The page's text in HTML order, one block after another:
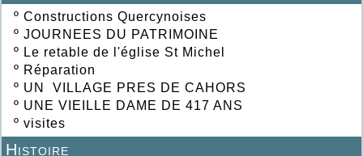
º Constructions Quercynoises
º JOURNEES DU PATRIMOINE
º Le retable de l'église St Michel
º Réparation
º UN VILLAGE PRES DE CAHORS
º UNE VIEILLE DAME DE 417 ANS
º visites
Histoire